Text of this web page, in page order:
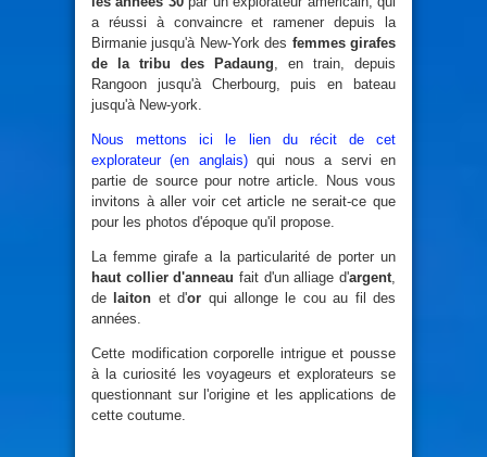
a réussi à convaincre et ramener depuis la
Birmanie jusqu'à New-York des femmes girafes
de la tribu des Padaung, en train, depuis
Rangoon jusqu'à Cherbourg, puis en bateau
jusqu'à New-york.
Nous mettons ici le lien du récit de cet
explorateur (en anglais)qui nous a servi en
partie de source pour notre article. Nous vous
invitons à aller voir cet article ne serait-ce que
pour les photos d'époque qu'il propose.
La femme girafe a la particularité de porter un
haut collier d'anneau fait d'un alliage d'argent,
de
laiton et d'or qui allonge le cou au fil des
années.
Cette modification corporelle intrigue et pousse
à la curiosité les voyageurs et explorateurs se
questionnant sur l'origine et les applications de
cette coutume.